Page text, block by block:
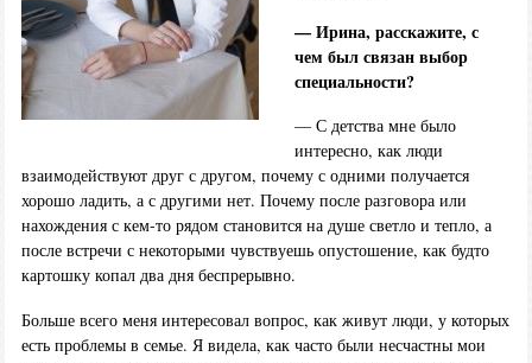
— Ирина, расскажите, с
чем был связан выбор
специальности?
— С детства мне было
интересно, как люди
взаимодействуют друг с другом, почему с одними получается
хорошо ладить, а с другими нет. Почему после разговора или
нахождения с кем-то рядом становится на душе светло и тепло, а
после встречи с некоторыми чувствуешь опустошение, как будто
картошку копал два дня беспрерывно.
Больше всего меня интересовал вопрос, как живут люди, у которых
есть проблемы в семье. Я видела, как часто были несчастны мои